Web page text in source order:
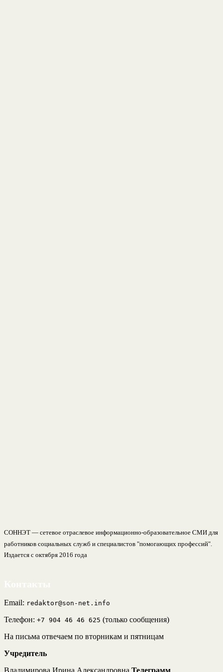
СОННЭТ — сетевое отраслевое информационно-образовательное СМИ для
работников социальных служб и специалистов "помогающих профессий".
Издается с октября 2016 года
Email: redaktor@son-net.info
Телефон: +7 904 46 46 625 (только сообщения)
На письма отвечаем по вторникам и пятницам
Учредитель
Владимирова Ирина Александровна Телеграмм